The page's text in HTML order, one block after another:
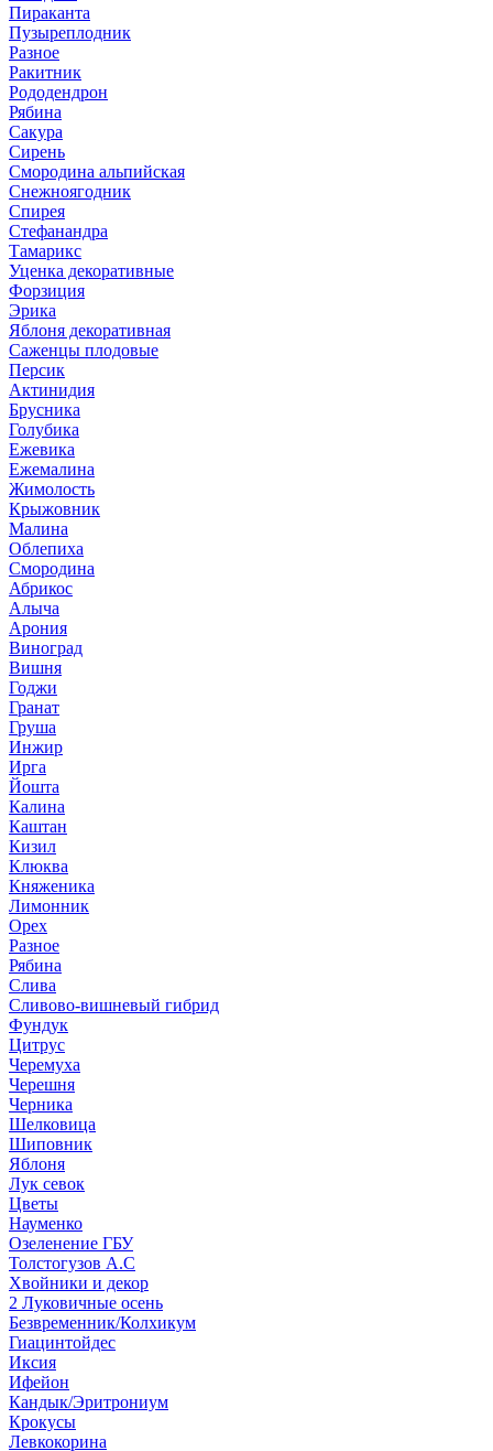
Пираканта
Пузыреплодник
Разное
Ракитник
Рододендрон
Рябина
Сакура
Сирень
Смородина альпийская
Снежноягодник
Спирея
Стефанандра
Тамарикс
Уценка декоративные
Форзиция
Эрика
Яблоня декоративная
Саженцы плодовые
Персик
Актинидия
Брусника
Голубика
Ежевика
Ежемалина
Жимолость
Крыжовник
Малина
Облепиха
Смородина
Абрикос
Алыча
Арония
Виноград
Вишня
Годжи
Гранат
Груша
Инжир
Ирга
Йошта
Калина
Каштан
Кизил
Клюква
Княженика
Лимонник
Орех
Разное
Рябина
Слива
Сливово-вишневый гибрид
Фундук
Цитрус
Черемуха
Черешня
Черника
Шелковица
Шиповник
Яблоня
Лук севок
Цветы
Науменко
Озеленение ГБУ
Толстогузов А.С
Хвойники и декор
2 Луковичные осень
Безвременник/Колхикум
Гиацинтойдес
Иксия
Ифейон
Кандык/Эритрониум
Крокусы
Левкокорина